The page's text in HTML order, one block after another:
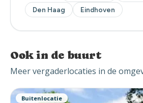
Den Haag
Eindhoven
Ook in de buurt
Meer vergaderlocaties in de
Buitenlocatie